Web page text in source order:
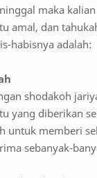
maka
amal, dan
habisnya adalah:
shodakoh
yang diberikan
untuk memberi
sebanyak-